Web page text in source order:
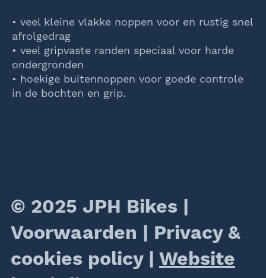
• veel kleine vlakke noppen voor en rustig snel
afrolgedrag
• veel gripvaste randen speciaal voor harde
ondergronden
• hoekige buitennoppen voor goede controle
in de bochten en grip.
© 2025 JPH Bikes |
Voorwaarden | Privacy &
cookies policy| Website